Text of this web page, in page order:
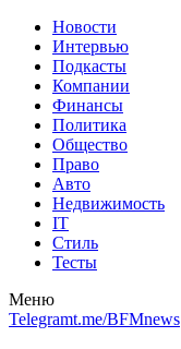
Новости
Интервью
Подкасты
Компании
Финансы
Политика
Общество
Право
Авто
Недвижимость
IT
Стиль
Тесты
Меню
Telegramt.me/BFMnews